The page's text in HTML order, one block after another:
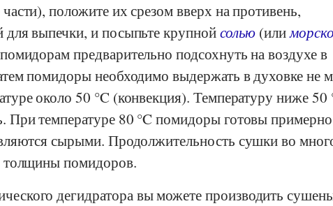
положите их срезом вверх на противень,
для выпечки, и посыпьте крупнойсолью (или
предварительно подсохнуть на воздухе в
помидоры необходимо выдержать в духовке не
около 50 °C (конвекция). Температуру ниже 50
При температуре 80 °C помидоры готовы примерно
сырыми. Продолжительность сушки во
толщины помидоров.
дегидратора вы можете производить